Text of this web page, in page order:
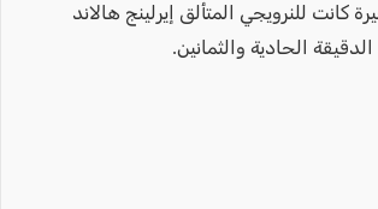
كانت للنرويجي المتألق إيرلينج هالاند
الحادية والثمانين.